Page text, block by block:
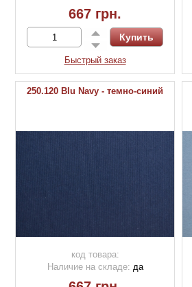
667 грн.
Быстрый заказ
250.120 Blu Navy - темно-синий
код товара:
Наличие на складе: да